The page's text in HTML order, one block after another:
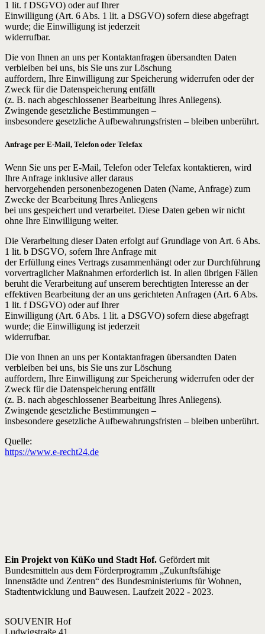
1 lit. f DSGVO) oder auf Ihrer
Einwilligung (Art. 6 Abs. 1 lit. a DSGVO) sofern diese abgefragt
wurde; die Einwilligung ist jederzeit
widerrufbar.
Die von Ihnen an uns per Kontaktanfragen übersandten Daten
verbleiben bei uns, bis Sie uns zur Löschung
auffordern, Ihre Einwilligung zur Speicherung widerrufen oder der
Zweck für die Datenspeicherung entfällt
(z. B. nach abgeschlossener Bearbeitung Ihres Anliegens).
Zwingende gesetzliche Bestimmungen –
insbesondere gesetzliche Aufbewahrungsfristen – bleiben unberührt.
Anfrage per E-Mail, Telefon oder Telefax
Wenn Sie uns per E-Mail, Telefon oder Telefax kontaktieren, wird
Ihre Anfrage inklusive aller daraus
hervorgehenden personenbezogenen Daten (Name, Anfrage) zum
Zwecke der Bearbeitung Ihres Anliegens
bei uns gespeichert und verarbeitet. Diese Daten geben wir nicht
ohne Ihre Einwilligung weiter.
Die Verarbeitung dieser Daten erfolgt auf Grundlage von Art. 6 Abs.
1 lit. b DSGVO, sofern Ihre Anfrage mit
der Erfüllung eines Vertrags zusammenhängt oder zur Durchführung
vorvertraglicher Maßnahmen erforderlich ist. In allen übrigen Fällen
beruht die Verarbeitung auf unserem berechtigten Interesse an der
effektiven Bearbeitung der an uns gerichteten Anfragen (Art. 6 Abs.
1 lit. f DSGVO) oder auf Ihrer
Einwilligung (Art. 6 Abs. 1 lit. a DSGVO) sofern diese abgefragt
wurde; die Einwilligung ist jederzeit
widerrufbar.
Die von Ihnen an uns per Kontaktanfragen übersandten Daten
verbleiben bei uns, bis Sie uns zur Löschung
auffordern, Ihre Einwilligung zur Speicherung widerrufen oder der
Zweck für die Datenspeicherung entfällt
(z. B. nach abgeschlossener Bearbeitung Ihres Anliegens).
Zwingende gesetzliche Bestimmungen –
insbesondere gesetzliche Aufbewahrungsfristen – bleiben unberührt.
Quelle:
https://www.e-recht24.de
Ein Projekt von KüKo und Stadt Hof. Gefördert mit
Bundesmitteln aus dem Förderprogramm „Zukunftsfähige
Innenstädte und Zentren“ des Bundesministeriums für Wohnen,
Stadtentwicklung und Bauwesen. Laufzeit 2022 - 2023.
SOUVENIR Hof
Ludwigstraße 41